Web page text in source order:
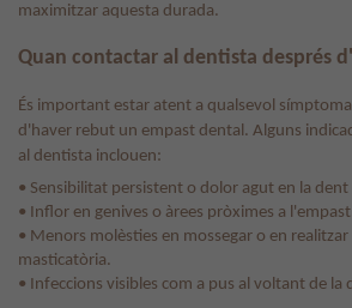
maximitzar aquesta durada.
Quan contactar al dentista després
És important estar atent a qualsevol
d'haver rebut un empast dental. Alguns
al dentista inclouen:
• Sensibilitat persistent o dolor agut en la
• Inflor en genives o àrees pròximes a
• Menors molèsties en mossegar o en
masticatòria.
• Infeccions visibles com a pus al voltant de la